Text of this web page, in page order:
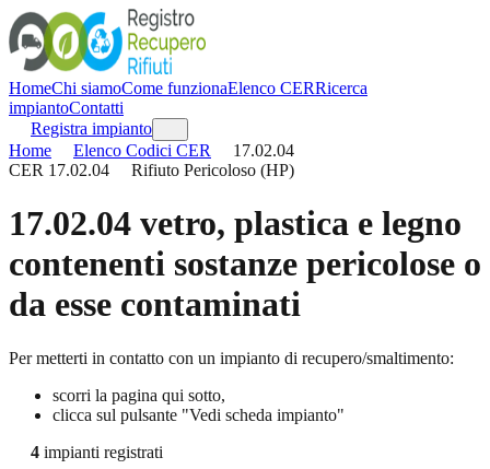
HomeChi siamoCome funzionaElenco CERRicerca
impiantoContatti
Registra impianto
Home
Elenco Codici CER
17.02.04
CER 17.02.04 Rifiuto Pericoloso (HP)
17.02.04 vetro, plastica e legno
contenenti sostanze pericolose o
da esse contaminati
Per metterti in contatto con un impianto di recupero/smaltimento:
scorri la pagina qui sotto,
clicca sul pulsante "Vedi scheda impianto"
4 impianti registrati